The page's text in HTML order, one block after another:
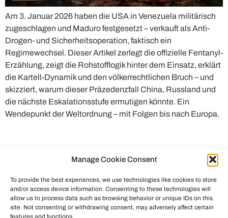
Manage Cookie Consent
To provide the best experiences, we use technologies like cookies to store
and/or access device information. Consenting to these technologies will
allow us to process data such as browsing behavior or unique IDs on this
site. Not consenting or withdrawing consent, may adversely affect certain
features and functions.
Am 3. Januar 2026 haben die USA in Venezuela militärisch
zugeschlagen und Maduro festgesetzt – verkauft als Anti-
Drogen- und Sicherheitsoperation, faktisch ein
Regimewechsel. Dieser Artikel zerlegt die offizielle Fentanyl-
Erzählung, zeigt die Rohstofflogik hinter dem Einsatz, erklärt
die Kartell-Dynamik und den völkerrechtlichen Bruch – und
skizziert, warum dieser Präzedenzfall China, Russland und
die nächste Eskalationsstufe ermutigen könnte. Ein
Wendepunkt der Weltordnung – mit Folgen bis nach Europa.